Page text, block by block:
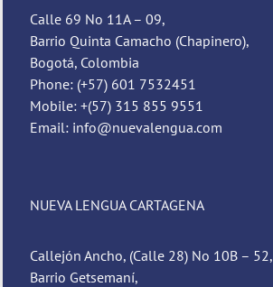
Calle 69 No 11A – 09,
Barrio Quinta Camacho (Chapinero),
Bogotá, Colombia
Phone: (+57) 601 7532451
Mobile: +(57) 315 855 9551
Email: info@nuevalengua.com
NUEVA LENGUA CARTAGENA
Callejón Ancho, (Calle 28) No 10B – 52,
Barrio Getsemaní,